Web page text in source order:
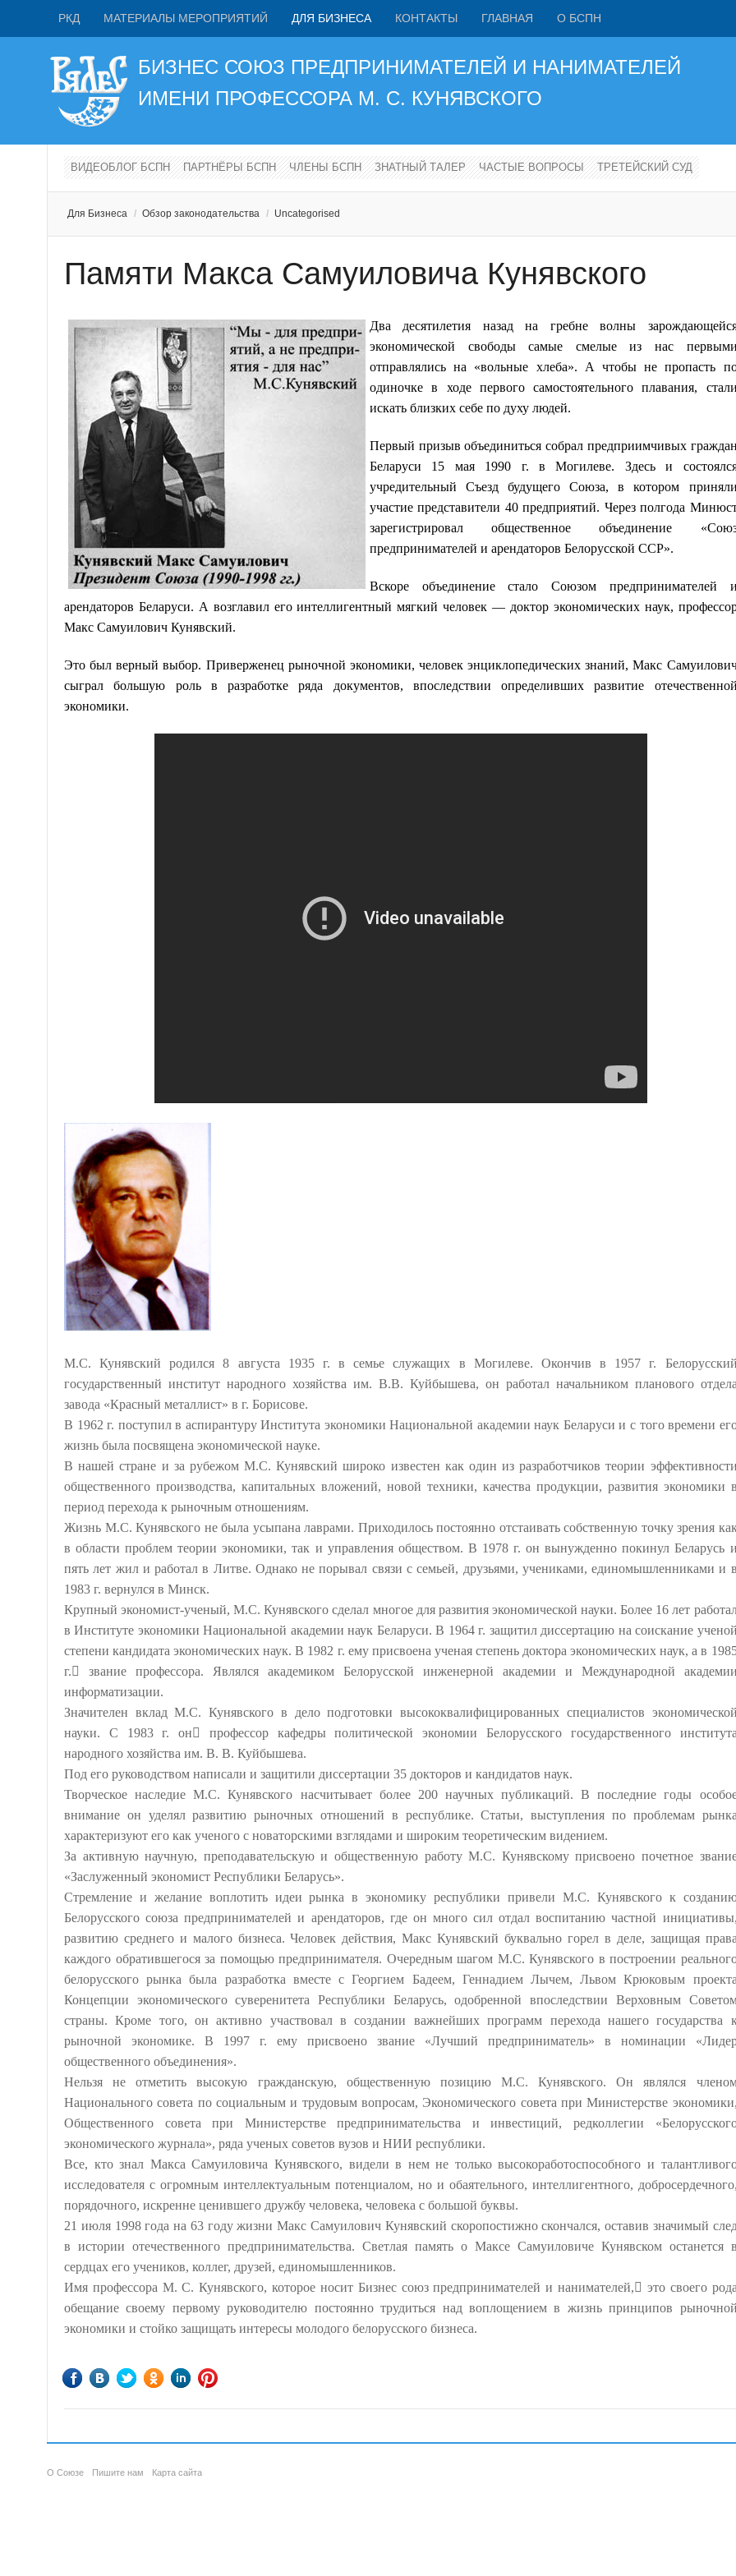
РКД МАТЕРИАЛЫ МЕРОПРИЯТИЙ ДЛЯ БИЗНЕСА КОНТАКТЫ ГЛАВНАЯ О БСПН
БИЗНЕС СОЮЗ ПРЕДПРИНИМАТЕЛЕЙ И НАНИМАТЕЛЕЙ
ИМЕНИ ПРОФЕССОРА М. С. КУНЯВСКОГО
ВИДЕОБЛОГ БСПН ПАРТНЁРЫ БСПН ЧЛЕНЫ БСПН ЗНАТНЫЙ ТАЛЕР ЧАСТЫЕ ВОПРОСЫ ТРЕТЕЙСКИЙ СУД
Для Бизнеса / Обзор законодательства / Uncategorised
Памяти Макса Самуиловича Кунявского
Два десятилетия назад на гребне волны
экономической свободы самые смелые из нас первыми
отправлялись на «вольные хлеба». А чтобы не пропасть
одиночке в ходе первого самостоятельного плавания, стали
искать близких себе по духу людей.
Первый призыв объединиться собрал предприимчивых граждан
Беларуси 15 мая 1990 г. в Могилеве. Здесь и
учредительный Съезд будущего Союза, в котором приняли
участие представители 40 предприятий. Через полгода
зарегистрировал общественное объединение
предпринимателей и арендаторов Белорусской ССР».
Вскоре объединение стало Союзом предпринимателей и
арендаторов Беларуси. А возглавил его интеллигентный мягкий человек — доктор экономических наук,
Макс Самуилович Кунявский.
Это был верный выбор. Приверженец рыночной экономики, человек энциклопедических знаний, Макс
сыграл большую роль в разработке ряда документов, впоследствии определивших развитие отечественной
экономики.
М.С. Кунявский родился 8 августа 1935 г. в семье служащих в Могилеве. Окончив в 1957 г. Белорусский
государственный институт народного хозяйства им. В.В. Куйбышева, он работал начальником планового отдела
завода «Красный металлист» в г. Борисове.
В 1962 г. поступил в аспирантуру Института экономики Национальной академии наук Беларуси и с того времени
жизнь была посвящена экономической науке.
В нашей стране и за рубежом М.С. Кунявский широко известен как один из разработчиков теории эффективности
общественного производства, капитальных вложений, новой техники, качества продукции, развития экономики в
период перехода к рыночным отношениям.
Жизнь М.С. Кунявского не была усыпана лаврами. Приходилось постоянно отстаивать собственную точку зрения как
в области проблем теории экономики, так и управления обществом. В 1978 г. он вынужденно покинул Беларусь и
пять лет жил и работал в Литве. Однако не порывал связи с семьей, друзьями, учениками, единомышленниками и в
1983 г. вернулся в Минск.
Крупный экономист-ученый, М.С. Кунявского сделал многое для развития экономической науки. Более 16 лет
в Институте экономики Национальной академии наук Беларуси. В 1964 г. защитил диссертацию на соискание ученой
степени кандидата экономических наук. В 1982 г. ему присвоена ученая степень доктора экономических наук, а в
г. звание профессора. Являлся академиком Белорусской инженерной академии и Международной академии
информатизации.
Значителен вклад М.С. Кунявского в дело подготовки высококвалифицированных специалистов экономической
науки. С 1983 г. он профессор кафедры политической экономии Белорусского государственного института
народного хозяйства им. В. В. Куйбышева.
Под его руководством написали и защитили диссертации 35 докторов и кандидатов наук.
Творческое наследие М.С. Кунявского насчитывает более 200 научных публикаций. В последние годы
внимание он уделял развитию рыночных отношений в республике. Статьи, выступления по проблемам рынка
характеризуют его как ученого с новаторскими взглядами и широким теоретическим видением.
За активную научную, преподавательскую и общественную работу М.С. Кунявскому присвоено почетное
«Заслуженный экономист Республики Беларусь».
Стремление и желание воплотить идеи рынка в экономику республики привели М.С. Кунявского к
Белорусского союза предпринимателей и арендаторов, где он много сил отдал воспитанию частной инициативы,
развитию среднего и малого бизнеса. Человек действия, Макс Кунявский буквально горел в деле, защищая права
каждого обратившегося за помощью предпринимателя. Очередным шагом М.С. Кунявского в построении
белорусского рынка была разработка вместе с Георгием Бадеем, Геннадием Лычем, Львом Крюковым проекта
Концепции экономического суверенитета Республики Беларусь, одобренной впоследствии Верховным
страны. Кроме того, он активно участвовал в создании важнейших программ перехода нашего государства к
рыночной экономике. В 1997 г. ему присвоено звание «Лучший предприниматель» в номинации
общественного объединения».
Нельзя не отметить высокую гражданскую, общественную позицию М.С. Кунявского. Он являлся
Национального совета по социальным и трудовым вопросам, Экономического совета при Министерстве экономики,
Общественного совета при Министерстве предпринимательства и инвестиций, редколлегии
экономического журнала», ряда ученых советов вузов и НИИ республики.
Все, кто знал Макса Самуиловича Кунявского, видели в нем не только высокоработоспособного и
исследователя с огромным интеллектуальным потенциалом, но и обаятельного, интеллигентного, добросердечного,
порядочного, искренне ценившего дружбу человека, человека с большой буквы.
21 июля 1998 года на 63 году жизни Макс Самуилович Кунявский скоропостижно скончался, оставив значимый
в истории отечественного предпринимательства. Светлая память о Максе Самуиловиче Кунявском останется в
сердцах его учеников, коллег, друзей, единомышленников.
Имя профессора М. С. Кунявского, которое носит Бизнес союз предпринимателей и нанимателей, это своего рода
обещание своему первому руководителю постоянно трудиться над воплощением в жизнь принципов рыночной
экономики и стойко защищать интересы молодого белорусского бизнеса.
Бонусы — это только начало! Получи бесплатный
Хотите победить просто и быстро? Тогда
В мире онлайн-казино игроки всё чаще выбирают
Современные казино, такие как
Откройте для себя надёжное онлайн-казино
Играчите обичатмелбет кззаради честната игра и големите печалби.
Играчите обичатбуствинзаради честната игра и големите печалби.
О Союзе Пишите нам
Карта сайта